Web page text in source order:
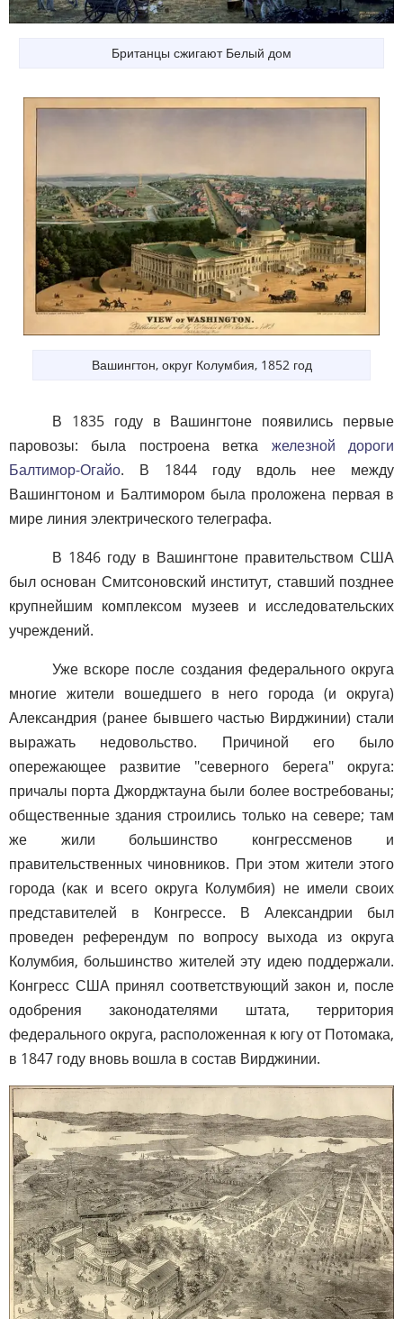
Британцы сжигают Белый дом
Вашингтон, округ Колумбия, 1852 год
В 1835 году в Вашингтоне появились первые
паровозы: была построена ветка железной дороги
Балтимор-Огайо. В 1844 году вдоль нее между
Вашингтоном и Балтимором была проложена первая в
мире линия электрического телеграфа.
В 1846 году в Вашингтоне правительством США
был основан Смитсоновский институт, ставший позднее
крупнейшим комплексом музеев и исследовательских
учреждений.
Уже вскоре после создания федерального округа
многие жители вошедшего в него города (и округа)
Александрия (ранее бывшего частью Вирджинии) стали
выражать недовольство. Причиной его было
опережающее развитие "северного берега" округа:
причалы порта Джорджтауна были более востребованы;
общественные здания строились только на севере; там
же жили большинство конгрессменов и
правительственных чиновников. При этом жители этого
города (как и всего округа Колумбия) не имели своих
представителей в Конгрессе. В Александрии был
проведен референдум по вопросу выхода из округа
Колумбия, большинство жителей эту идею поддержали.
Конгресс США принял соответствующий закон и, после
одобрения законодателями штата, территория
федерального округа, расположенная к югу от Потомака,
в 1847 году вновь вошла в состав Вирджинии.